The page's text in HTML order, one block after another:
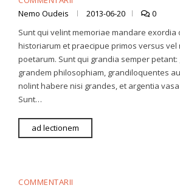
Nemo Oudeis
2013-06-20
0
Sunt qui velint memoriae mandare exordia
historiarum et praecipue primos versus vel
poetarum. Sunt qui grandia semper
grandem philosophiam, grandiloquentes
nolint habere nisi grandes, et argentia
Sunt…
ad lectionem
COMMENTARII